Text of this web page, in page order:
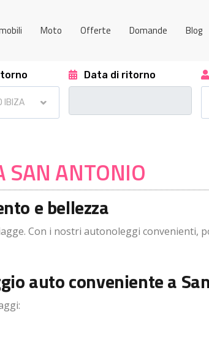
Moto Offerte Domande Blog
Data di ritorno
SAN ANTONIO
e bellezza
Con i nostri autonoleggi convenienti,
auto conveniente a